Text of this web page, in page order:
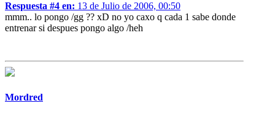
Respuesta #4 en: 13 de Julio de 2006, 00:50
mmm.. lo pongo /gg ?? xD no yo caxo q cada 1 sabe donde
entrenar si despues pongo algo /heh
Mordred